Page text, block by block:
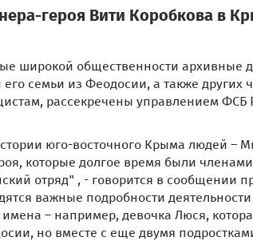
героя Вити Коробкова в
широкой общественности архивные
семьи из Феодосии, а также других
рассекречены управлением ФСБ
юго-восточного Крыма людей –
которые долгое время были
отряд" , - говорится в сообщении
важные подробности деятельности
– например, девочка Люся,
но вместе с еще двумя